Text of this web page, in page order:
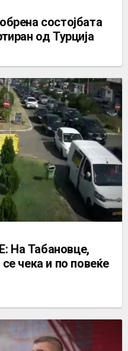
состојбата
од Турција
Табановце,
чека и по повеќе